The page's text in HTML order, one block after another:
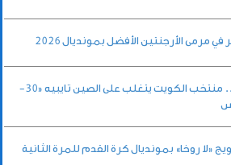
مرمى الأرجنتين الأفضل بمونديال 2026
«يد آسيا للشباب 2026».. منتخب الكويت يتغلب على الصين تايبيه «30-
«لا روخا» بمونديال كرة القدم للمرة الثانية